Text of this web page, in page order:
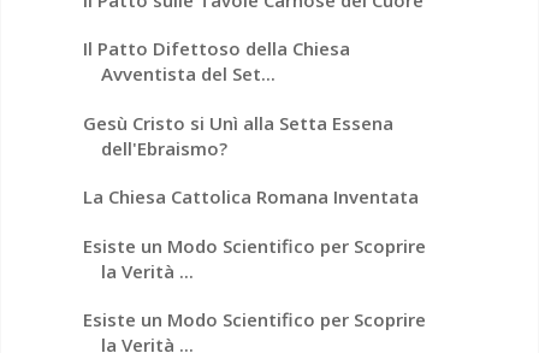
Il Patto Difettoso della Chiesa
Avventista del Set...
Gesù Cristo si Unì alla Setta Essena
dell'Ebraismo?
La Chiesa Cattolica Romana Inventata
Esiste un Modo Scientifico per Scoprire
la Verità ...
Esiste un Modo Scientifico per Scoprire
la Verità ...